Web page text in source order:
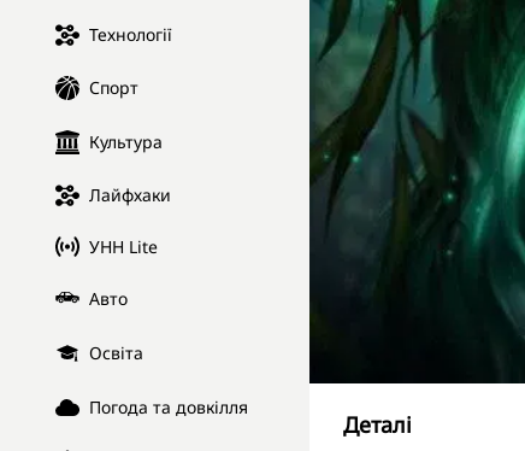
Технології
Спорт
Культура
Лайфхаки
УНН Lite
Авто
Освіта
Погода та довкілля
Деталі